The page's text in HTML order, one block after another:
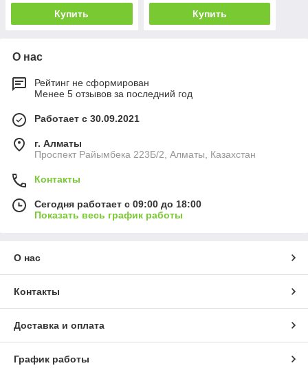
Купить Купить
О нас
Рейтинг не сформирован
Менее 5 отзывов за последний год
Работает с 30.09.2021
г. Алматы
Проспект Райымбека 223Б/2, Алматы, Казахстан
Контакты
Сегодня работает с 09:00 до 18:00
Показать весь график работы
О нас
Контакты
Доставка и оплата
График работы